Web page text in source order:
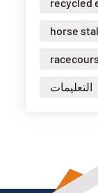
horse
التعليمات